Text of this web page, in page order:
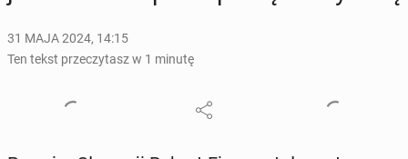
31 MAJA 2024, 14:15
Ten tekst przeczytasz w 1 minutę